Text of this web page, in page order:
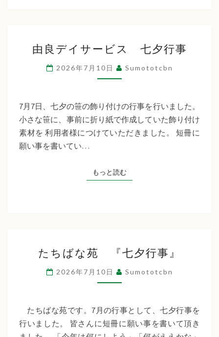
良
デ
イ
ー
ビ
ス
行
事
由良デイサービス 七夕行事
2026年7月10日 Sumototcbn
7月7日、七夕の笹の飾り付けの行事を行いました。
小さな笹に、事前に折り紙で作成していた飾り付け
素材を 利用者様につけていただきました。 短冊に
願い事を書いてい…
もっと読むもっと読む
ち
ば
な
『七
夕
行
たちばな苑 『七夕行事』
2026年7月10日 Sumototcbn
たちばな苑です。7月の行事として、七夕行事を
行いました。 皆さんに短冊に願い事を書いて頂き